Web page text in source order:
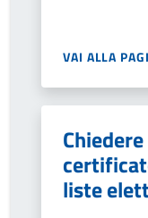
VAI ALLA
liste